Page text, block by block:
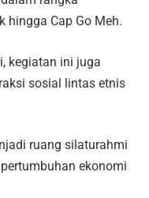
hingga Cap Go Meh.
kegiatan ini juga
sosial lintas etnis
ruang silaturahmi
ekonomi